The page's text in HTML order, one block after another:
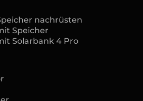
nachrüsten
Speicher
Solarbank 4 Pro